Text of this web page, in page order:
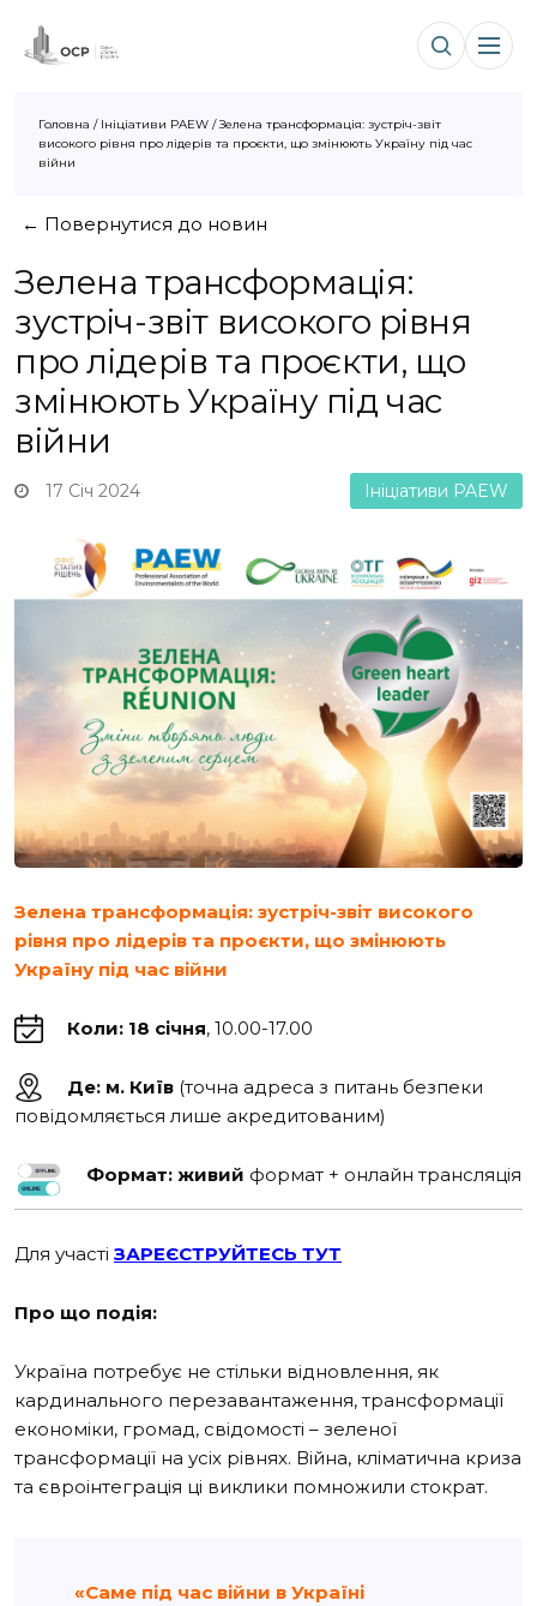
Головна / Ініціативи PAEW /Зелена трансформація: зустріч-звіт
високого рівня про лідерів та проєкти, що змінюють Україну під час
війни
← Повернутися до новин
17 Січ 2024 Ініціативи PAEW
Зелена трансформація:
зустріч-звіт високого рівня
про лідерів та проєкти, що
змінюють Україну під час
війни
Зелена трансформація: зустріч-звіт високого
рівня про лідерів та проєкти, що змінюють
Україну під час війни
Коли: 18 січня, 10.00-17.00
Де: м. Київ (точна адреса з питань безпеки
повідомляється лише акредитованим)
Формат: живий формат + онлайн трансляція
Для участі ЗАРЕЄСТРУЙТЕСЬ ТУТ
Про що подія:
Україна потребує не стільки відновлення, як
кардинального перезавантаження, трансформації
економіки, громад, свідомості – зеленої
трансформації на усіх рівнях. Війна, кліматична криза
та євроінтеграція ці виклики помножили стократ.
«Саме під час війни в Україні